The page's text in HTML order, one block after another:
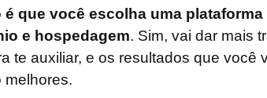
que você escolha uma
e hospedagem. Sim, vai dar mais
te auxiliar, e os resultados que você
melhores.